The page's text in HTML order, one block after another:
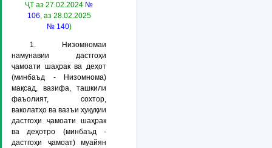
ҶТ аз 27.02.2024 №
106, аз 28.02.2025
№ 140)
1. Низомномаи
намунавии дастгоҳи
ҷамоати шаҳрак ва деҳот
(минбаъд -
Низомнома)
мақсад, вазифа, ташкили
фаъолият, сохтор,
ваколатҳо ва вазъи ҳуқуқии
дастгоҳи ҷамоати шаҳрак
ва деҳотро (минбаъд -
дастгоҳи ҷамоат) муайян